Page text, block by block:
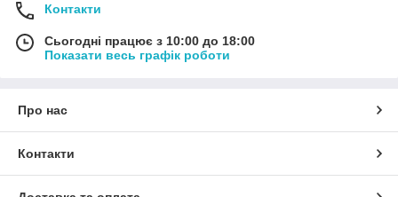
Контакти
Сьогодні працює з 10:00 до 18:00
Показати весь графік роботи
Про нас
Контакти